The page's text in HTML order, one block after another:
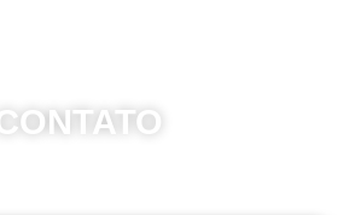
CONTATO